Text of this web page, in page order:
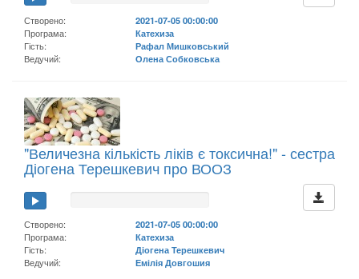
Створено:
2021-07-05 00:00:00
Програма:
Катехиза
Гість:
Рафал Мишковський
Ведучий:
Олена Собковська
"Величезна кількість ліків є токсична!" - сестра
Діогена Терешкевич про ВООЗ
Створено:
2021-07-05 00:00:00
Програма:
Катехиза
Гість:
Діогена Терешкевич
Ведучий:
Емілія Довгошия